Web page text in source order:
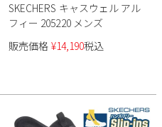
SKECHERS キャスウェル アル
フィー 205220 メンズ
販売価格 ¥14,190税込